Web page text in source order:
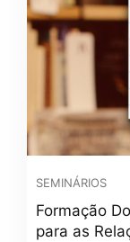
SEMINÁRIOS
Formação
para as